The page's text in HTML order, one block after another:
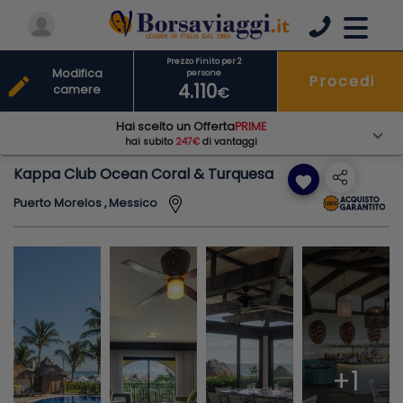
Kappa Club Ocean Coral & Turquesa favorite
Puerto Morelos , Messico
+1
Prezzo Finito per 2
persone
4.110€
Procedi
edit
Modifica
camere
Hai scelto un OffertaPRIME
hai subito 247€di vantaggi